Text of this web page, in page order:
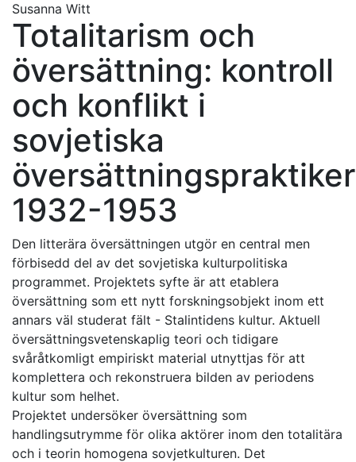
Susanna Witt
Totalitarism och
översättning: kontroll
och konflikt i
sovjetiska
översättningspraktiker
1932-1953
Den litterära översättningen utgör en central men
förbisedd del av det sovjetiska kulturpolitiska
programmet. Projektets syfte är att etablera
översättning som ett nytt forskningsobjekt inom ett
annars väl studerat fält - Stalintidens kultur. Aktuell
översättningsvetenskaplig teori och tidigare
svåråtkomligt empiriskt material utnyttjas för att
komplettera och rekonstruera bilden av periodens
kultur som helhet.
Projektet undersöker översättning som
handlingsutrymme för olika aktörer inom den totalitära
och i teorin homogena sovjetkulturen. Det